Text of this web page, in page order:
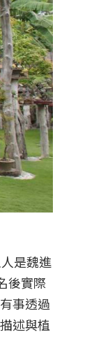
是魏進
後實際
事透過
述與植